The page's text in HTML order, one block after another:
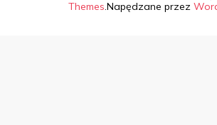
Themes.Napędzane przez